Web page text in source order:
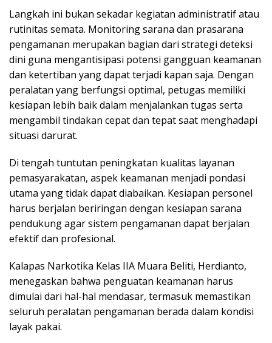
Langkah ini bukan sekadar kegiatan administratif atau
rutinitas semata. Monitoring sarana dan prasarana
pengamanan merupakan bagian dari strategi deteksi
dini guna mengantisipasi potensi gangguan keamanan
dan ketertiban yang dapat terjadi kapan saja. Dengan
peralatan yang berfungsi optimal, petugas memiliki
kesiapan lebih baik dalam menjalankan tugas serta
mengambil tindakan cepat dan tepat saat menghadapi
situasi darurat.
Di tengah tuntutan peningkatan kualitas layanan
pemasyarakatan, aspek keamanan menjadi pondasi
utama yang tidak dapat diabaikan. Kesiapan personel
harus berjalan beriringan dengan kesiapan sarana
pendukung agar sistem pengamanan dapat berjalan
efektif dan profesional.
Kalapas Narkotika Kelas IIA Muara Beliti, Herdianto,
menegaskan bahwa penguatan keamanan harus
dimulai dari hal-hal mendasar, termasuk memastikan
seluruh peralatan pengamanan berada dalam kondisi
layak pakai.